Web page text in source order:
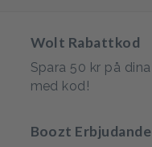
Wolt Rabattkod
Spara 50 kr på
med kod!
Boozt Erbjudande